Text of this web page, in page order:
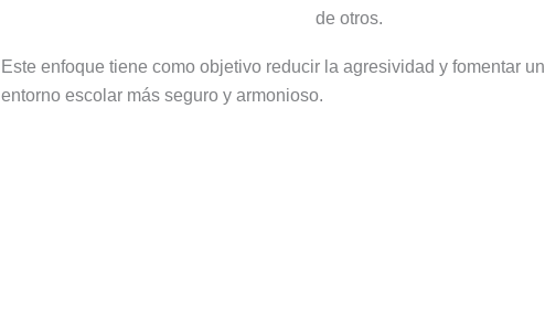
de otros.
Este enfoque tiene como objetivo reducir la agresividad y fomentar un
entorno escolar más seguro y armonioso.